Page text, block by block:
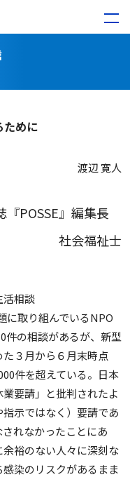
ために
渡辺 寛人
POSSE』編集長
社会福祉士
相談
に取り組んでいるNPO
件の相談があるが、新型
３月から６月末時点
件を超えている。日本
要請」と批判されたよ
示ではなく）要請であ
れなかったことにあ
裕のない人々に深刻な
染のリスクがあるまま